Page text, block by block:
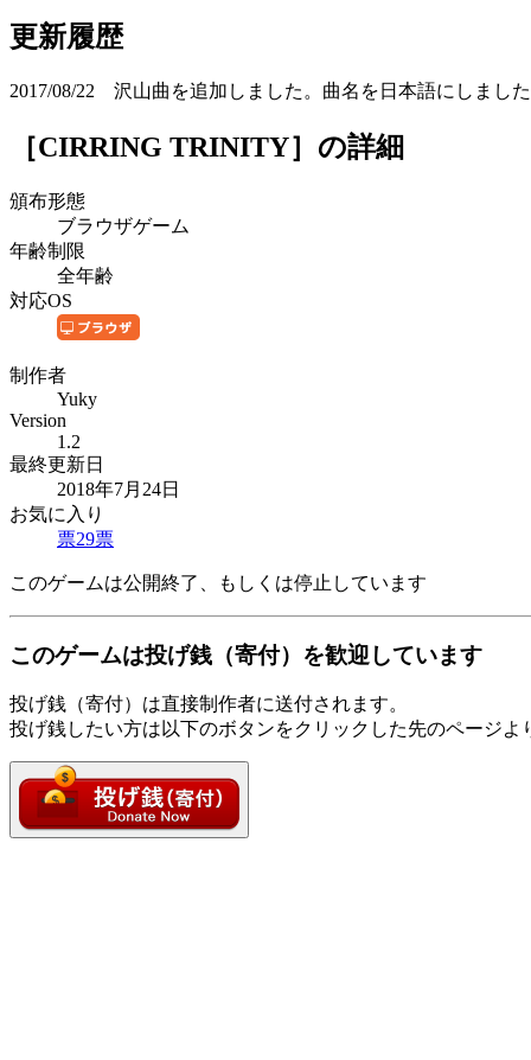
更新履歴
2017/08/22 沢山曲を追加しました。曲名を日本語にしまし
［CIRRING TRINITY］ の詳細
頒布形態
ブラウザゲーム
年齢制限
全年齢
対応OS
制作者
Yuky
Version
1.2
最終更新日
2018年7月24日
お気に入り
票29票
このゲームは公開終了、もしくは停止しています
このゲームは投げ銭（寄付）を歓迎しています
投げ銭（寄付）は直接制作者に送付されます。
投げ銭したい方は以下のボタンをクリックした先のページよ